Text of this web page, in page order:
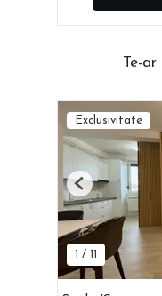
Te-
Exclusivitate
1 / 11
Previous